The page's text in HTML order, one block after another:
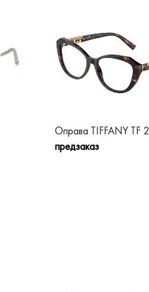
Оправа TIFFANY TF
предзаказ